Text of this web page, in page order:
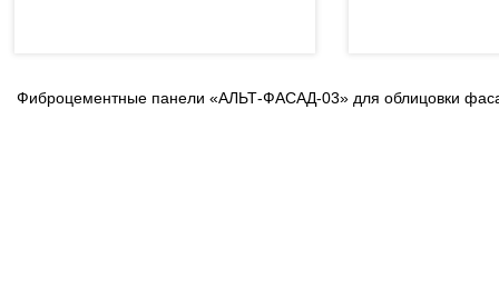
Фиброцементные панели «АЛЬТ-ФАСАД-03» для облицовки